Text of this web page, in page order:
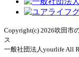
Copyright(c) 2026吹田市
ス
一般社団法人yourlife All